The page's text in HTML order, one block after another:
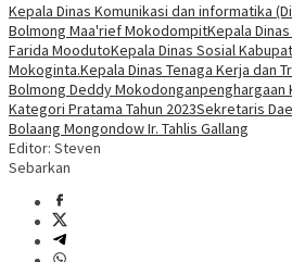
Kepala Dinas Komunikasi dan informatika
Bolmong Maa'rief MokodompitKepala
Farida MoodutoKepala Dinas Sosial
Mokoginta.Kepala Dinas Tenaga Kerja dan
Bolmong Deddy Mokodonganpenghargaan
Kategori Pratama Tahun 2023Sekretaris
Bolaang Mongondow Ir. Tahlis Gallang
Editor: Steven
Sebarkan